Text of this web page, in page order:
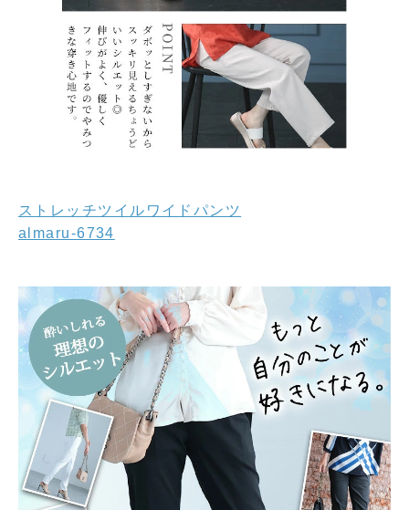
ストレッチツイルワイドパンツ
almaru-6734